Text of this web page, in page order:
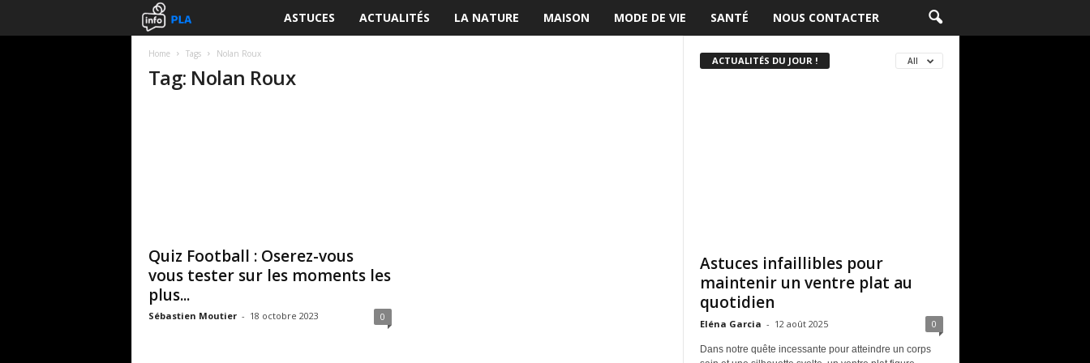
f
ASTUCES ACTUALITÉS LA NATURE MAISON MODE DE VIE SANTÉ NOUS CONTACTER
Home Tags Nolan Roux
Tag: Nolan Roux
Quiz Football : Oserez-vous
vous tester sur les moments les
plus...
Sébastien Moutier - 18 octobre 2023 0
ACTUALITÉS DU JOUR ! All
Astuces infaillibles pour
maintenir un ventre plat au
quotidien
Eléna Garcia - 12 août 2025 0
Dans notre quête incessante pour atteindre un corps